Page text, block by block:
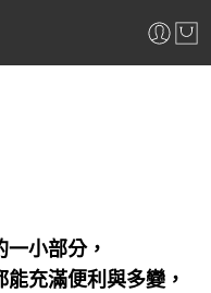
小部分，
充滿便利與多變，